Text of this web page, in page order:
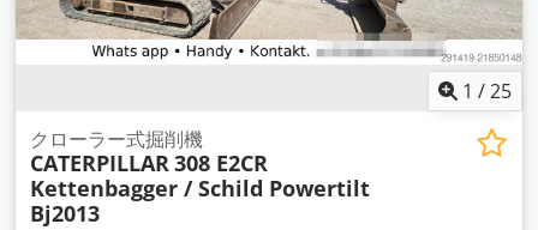
1 /25
クローラー式掘削機
CATERPILLAR308 E2CR
Kettenbagger / Schild Powertilt
Bj2013